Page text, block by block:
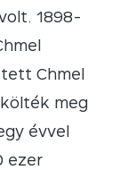
1898-
Chmel
meg
évvel
ezer